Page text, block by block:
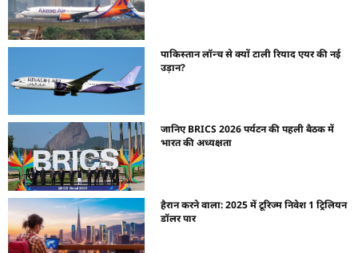
पाकिस्तान लॉन्च से क्यों टाली रियाद एयर की नई
उड़ान?
जानिए BRICS 2026 पर्यटन की पहली बैठक में
भारत की अध्यक्षता
हैरान करने वाला: 2025 में टूरिज्म निवेश 1 ट्रिलियन
डॉलर पार